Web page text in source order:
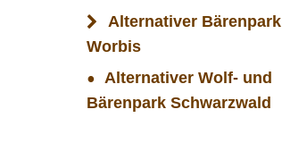
Alternativer Bärenpark
Worbis
Alternativer Wolf- und
Bärenpark Schwarzwald